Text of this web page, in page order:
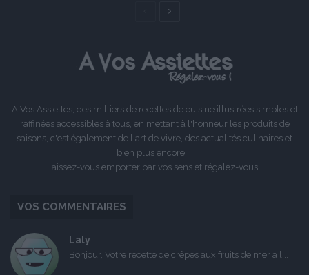
Page
A Vos Assiettes, des milliers de recettes de cuisine illustrées simples et
raffinées accessibles à tous, en mettant à l'honneur les produits de
saisons, c'est également de l'art de vivre, des actualités culinaires et
bien plus encore ...
Laissez-vous emporter par vos sens et régalez-vous !
VOS COMMENTAIRES
Laly
Bonjour, Votre recette de crêpes aux fruits de mer a l...